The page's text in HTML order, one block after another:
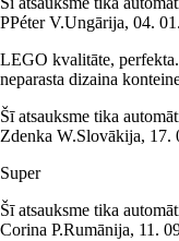
PPéter V.Ungārija, 04.
LEGO kvalitāte,
neparasta dizaina
Šī atsauksme tika
Zdenka W.Slovākija, 17.
Super
Šī atsauksme tika
Corina P.Rumānija, 11.